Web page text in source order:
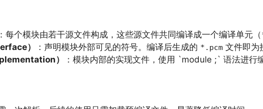
：每个模块由若干源文件构成，这些源文件共同编译成一个编译单元（
） ：声明模块外部可见的符号。编译后生成的 *.pcm 文件即为
）
：模块内部的实现文件，使用 `module ;` 语法进行